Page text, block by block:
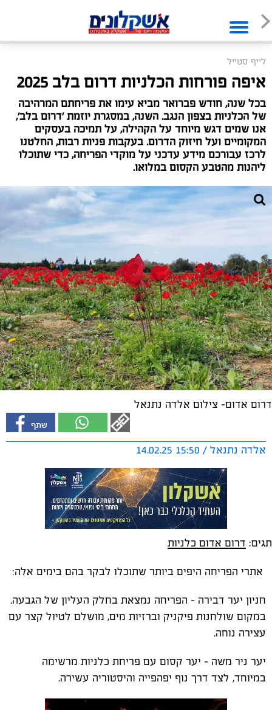
לייף סטייל
איפה פורחות הכלניות דרום בלב 2025
בכל שנה, חודש פברואר מביא עימו את פריחתם המרהיבה
של הכלניות בצפון הנגב. השנה, במסגרת יוזמת 'דרום בלב',
אנו שמים דגש מיוחד על הקהילה, על תמיכה בעסקים
המקומיים ועל חיזוק הדרום. בעקבות פניות רבות, החלטנו
לרכז עבורכם מידע עדכני על מוקדי הפריחה, כדי שתוכלו
ליהנות מהטבע הקסום במלואו.
דרום אדום- צילום אלדה נתנאל
אלדה נתנאל / 15:50 14.02.25
תגים: דרום אדום כלניות
אתרי הפריחה היפים ביותר שתוכלו לבקר בהם בימים אלה:
חניון יער דבירה – הפריחה נמצאת בחלק העליון של הגבעה.
במקום שולחנות פיקניק וברזיות מים, מושלם לטיול קצר עם
עצירה נוחה.
יער ניר משה – יער קסום עם פריחת כלניות מרשימה
במיוחד, לצד דרך נוף יפהפייה והיסטוריה עשירה.